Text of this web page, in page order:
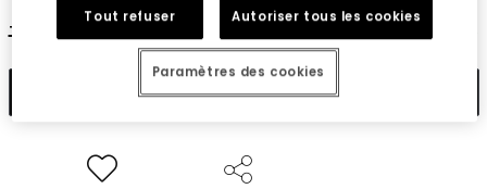
19,95 € 9,95 € 7,95 €
Ajouter
Tout refuser Autoriser tous les cookies
Paramètres des cookies